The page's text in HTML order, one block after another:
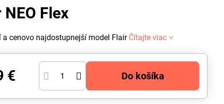
NEO Flex
a cenovo najdostupnejší model Flair Čítajte viac
€ Do košíka